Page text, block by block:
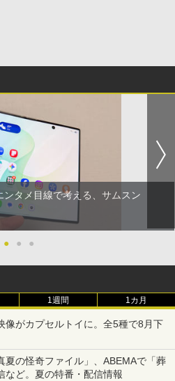
タメ目線で考える、サムスン
● ● ●
1週間 1カ月
像がカプセルトイに。全5種で8月下
夏の怪奇ファイル」、ABEMAで「葬
など。夏の特番・配信情報